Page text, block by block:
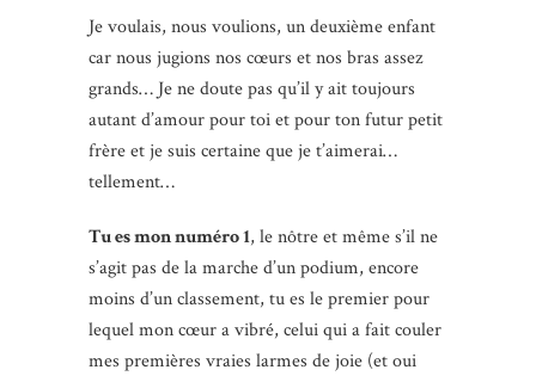
Je voulais, nous voulions, un deuxième enfant
car nous jugions nos cœurs et nos bras assez
grands… Je ne doute pas qu’il y ait toujours
autant d’amour pour toi et pour ton futur petit
frère et je suis certaine que je t’aimerai…
tellement…
Tu es mon numéro 1, le nôtre et même s’il ne
s’agit pas de la marche d’un podium, encore
moins d’un classement, tu es le premier pour
lequel mon cœur a vibré, celui qui a fait couler
mes premières vraies larmes de joie (et oui